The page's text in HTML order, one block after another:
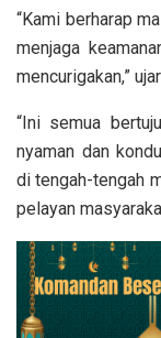
“Kami berharap
menjaga
mencurigakan,”
“Ini semua
nyaman dan
di tengah-tengah
pelayan